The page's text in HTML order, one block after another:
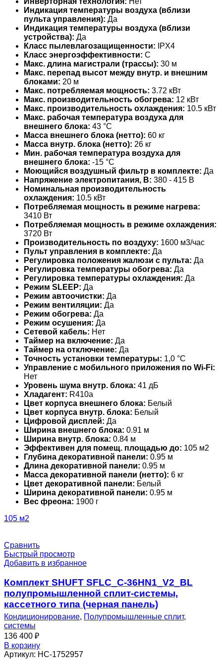
Индикация температуры воздуха (вблизи
пульта управления): Да
Индикация температуры воздуха (вблизи
устройства): Да
Класс пылевлагозащищенности: IPX4
Класс энергоэффективности: C
Макс. длина магистрали (трассы): 30 м
Макс. перепад высот между внутр. и внешним
блоками: 20 м
Макс. потребляемая мощность: 3.72 кВт
Макс. производительность обогрева: 12 кВт
Макс. производительность охлаждения: 10.5 кВт
Макс. рабочая температура воздуха для
внешнего блока: 43 °С
Масса внешнего блока (нетто): 60 кг
Масса внутр. блока (нетто): 26 кг
Мин. рабочая температура воздуха для
внешнего блока: -15 °С
Моющийся воздушный фильтр в комплекте: Да
Напряжение электропитания, В: 380 - 415 В
Номинальная производительность
охлаждения: 10.5 кВт
Потребляемая мощность в режиме нагрева:
3410 Вт
Потребляемая мощность в режиме охлаждения:
3720 Вт
Производительность по воздуху: 1600 м3/час
Пульт управления в комплекте: Да
Регулировка положения жалюзи с пульта: Да
Регулировка температуры обогрева: Да
Регулировка температуры охлаждения: Да
Режим SLEEP: Да
Режим автоочистки: Да
Режим вентиляции: Да
Режим обогрева: Да
Режим осушения: Да
Сетевой кабель: Нет
Таймер на включение: Да
Таймер на отключение: Да
Точность установки температуры: 1,0 °С
Управление c мобильного приложения по Wi-Fi:
Нет
Уровень шума внутр. блока: 41 дБ
Хладагент: R410a
Цвет корпуса внешнего блока: Белый
Цвет корпуса внутр. блока: Белый
Цифровой дисплей: Да
Ширина внешнего блока: 0.91 м
Ширина внутр. блока: 0.84 м
Эффективен для помещ. площадью до: 105 м2
Глубина декоративной панели: 0.95 м
Длина декоративной панели: 0.95 м
Масса декоративной панели (нетто): 6 кг
Цвет декоративной панели: Белый
Ширина декоративной панели: 0.95 м
Вес фреона: 1900 г
105 м2
Сравнить
Быстрый просмотр
Добавить в избранное
Комплект SHUFT SFLC_C-36HN1_V2_BL
полупромышленной сплит-системы,
кассетного типа (черная панель)
Кондиционирование, Полупромышленные сплит,
системы
136 400 ₽
В корзину
Артикул: НС-1752957